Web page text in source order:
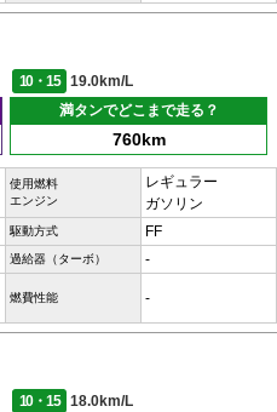
10・15
19.0km/L
満タンでどこまで走る？
760km
使用燃料
エンジン
レギュラー
ガソリン
駆動方式 FF
過給器（ターボ） -
燃費性能 -
10・15
18.0km/L